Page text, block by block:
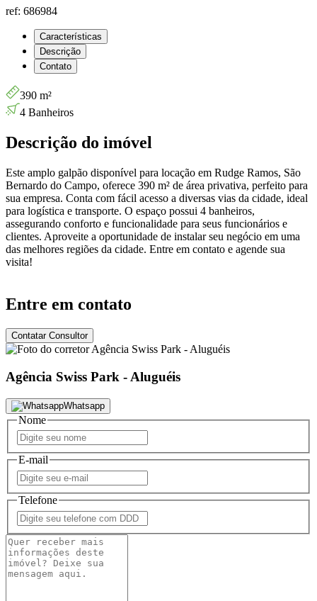
ref: 686984
Características
Descrição
Contato
390 m²
4 Banheiros
Descrição do imóvel
Este amplo galpão disponível para locação em Rudge Ramos, São
Bernardo do Campo, oferece 390 m² de área privativa, perfeito para
sua empresa. Conta com fácil acesso a diversas vias da cidade, ideal
para logística e transporte. O espaço possui 4 banheiros,
assegurando conforto e funcionalidade para seus funcionários e
clientes. Aproveite a oportunidade de instalar seu negócio em uma
das melhores regiões da cidade. Entre em contato e agende sua
visita!
Entre em contato
Contatar Consultor
Agência Swiss Park - Aluguéis
Whatsapp
Nome
E-mail
Telefone